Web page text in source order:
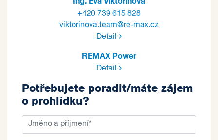
+420 739 615 828
viktorinova.team@re-max.cz
Detail
REMAX Power
Detail
Potřebujete poradit/máte zájem
o prohlídku?